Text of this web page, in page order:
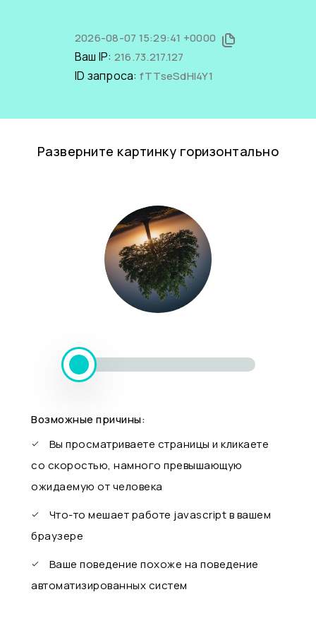
2026-08-07 15:29:41 +0000
Ваш IP: 216.73.217.127
ID запроса: fTTseSdHI4Y1
Разверните картинку горизонтально
Возможные причины:
Вы просматриваете страницы и кликаете
со скоростью, намного превышающую
ожидаемую от человека
Что-то мешает работе javascript в вашем
браузере
Ваше поведение похоже на поведение
автоматизированных систем